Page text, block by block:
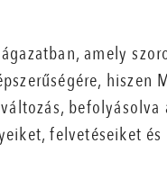
amely
hiszen
felvetéseiket